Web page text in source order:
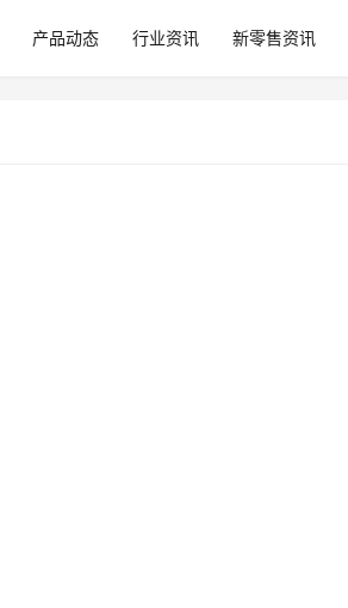
产品动态 行业资讯 新零售资讯